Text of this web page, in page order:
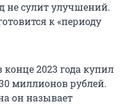
не сулит улучшений.
к «периоду
2023 года купил
миллионоврублей.
он называет